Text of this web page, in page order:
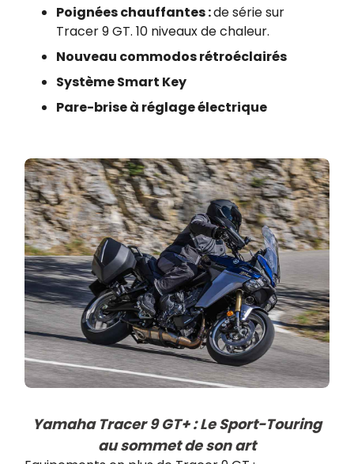
Poignées chauffantes :de série sur
Tracer 9 GT. 10 niveaux de chaleur.
Nouveau commodos rétroéclairés
Système Smart Key
Pare-brise à réglage électrique
Yamaha Tracer 9 GT+ : Le Sport-Touring
au sommet de son art​